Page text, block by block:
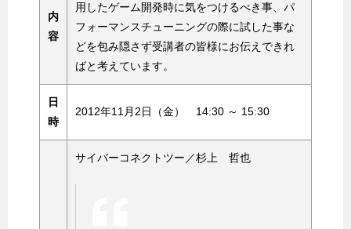
内
容
用したゲーム開発時に気をつけるべき事、パ
フォーマンスチューニングの際に試した事な
どを包み隠さず受講者の皆様にお伝えできれ
ばと考えています。
日
時
2012年11月2日（金） 14:30 ～ 15:30
サイバーコネクトツー／杉上 哲也